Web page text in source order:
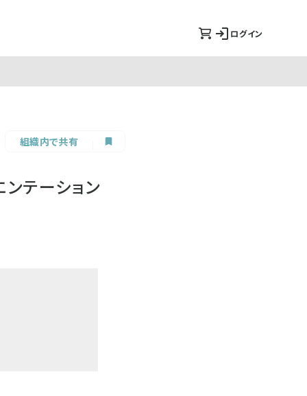
ログイン
組織内で共有
テーション